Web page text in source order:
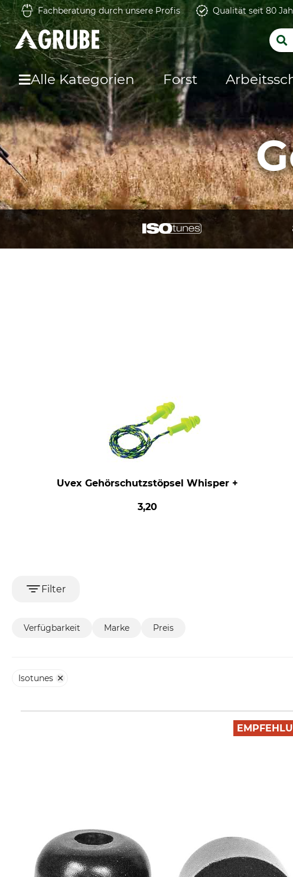
Fachberatung durch unsere Profis Qualität seit 80
Alle Kategorien Forst
Uvex Gehörschutzstöpsel Whisper +
3,20
Filter
Verfügbarkeit Marke Preis
Isotunes